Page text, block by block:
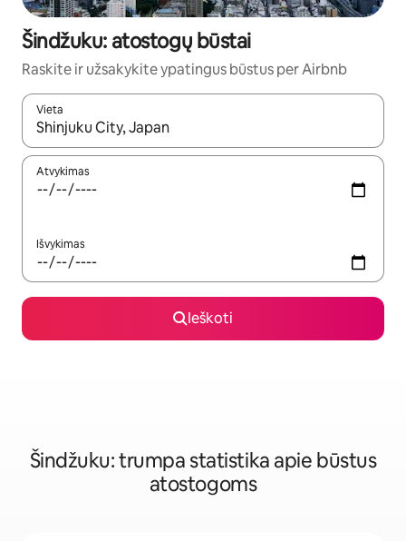
Šindžuku: atostogų būstai
Raskite ir užsakykite ypatingus būstus per Airbnb
Vieta
Kai pasirodys paieškos rezultatai, juos naršyti galite
Atvykimas
Išvykimas
Ieškoti
Šindžuku: trumpa statistika apie būstus
atostogoms